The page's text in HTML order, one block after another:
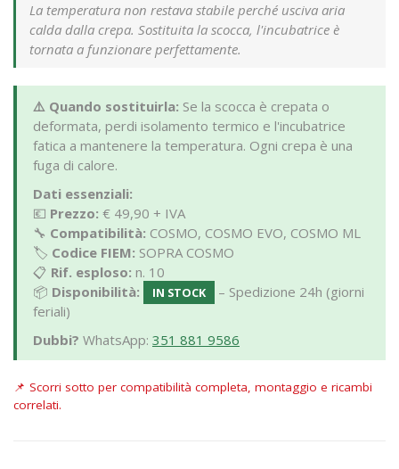
La temperatura non restava stabile perché usciva aria
calda dalla crepa. Sostituita la scocca, l'incubatrice è
tornata a funzionare perfettamente.
⚠️ Quando sostituirla: Se la scocca è crepata o
deformata, perdi isolamento termico e l'incubatrice
fatica a mantenere la temperatura. Ogni crepa è una
fuga di calore.
Dati essenziali:
💶 Prezzo: € 49,90 + IVA
🔧 Compatibilità: COSMO, COSMO EVO, COSMO ML
🏷️ Codice FIEM: SOPRA COSMO
📋 Rif. esploso: n. 10
📦 Disponibilità: IN STOCK
– Spedizione 24h (giorni
feriali)
Dubbi? WhatsApp: 351 881 9586
📌 Scorri sotto per compatibilità completa, montaggio e ricambi
correlati.